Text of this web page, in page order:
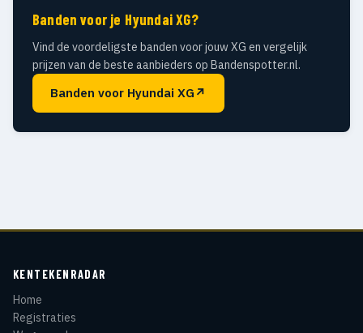
Banden voor je Hyundai XG?
Vind de voordeligste banden voor jouw XG en vergelijk
prijzen van de beste aanbieders op Bandenspotter.nl.
Banden voor Hyundai XG ↗
KENTEKENRADAR
Home
Registraties